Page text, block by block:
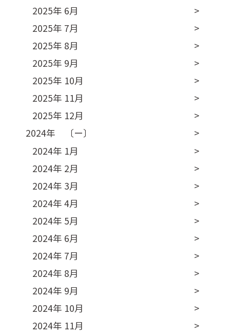
2025年 6月
2025年 7月
2025年 8月
2025年 9月
2025年 10月
2025年 11月
2025年 12月
2024年 〔ー〕
2024年 1月
2024年 2月
2024年 3月
2024年 4月
2024年 5月
2024年 6月
2024年 7月
2024年 8月
2024年 9月
2024年 10月
2024年 11月